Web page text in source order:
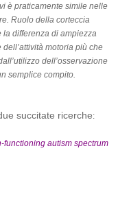
è praticamente simile nelle
Ruolo della corteccia
differenza di ampiezza
motoria più che
dell’osservazione
semplice compito.
succitate ricerche:
autism spectrum